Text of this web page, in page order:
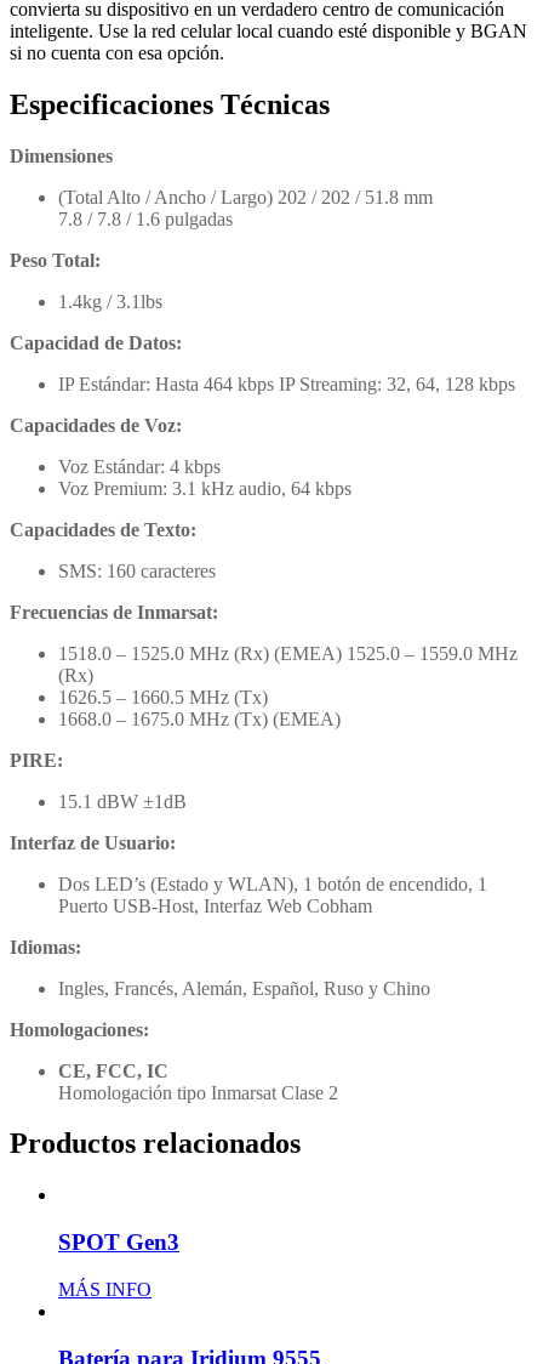
convierta su dispositivo en un verdadero centro de comunicación
inteligente. Use la red celular local cuando esté disponible y BGAN
si no cuenta con esa opción.
Especificaciones Técnicas
Dimensiones
(Total Alto / Ancho / Largo) 202 / 202 / 51.8 mm
7.8 / 7.8 / 1.6 pulgadas
Peso Total:
1.4kg / 3.1lbs
Capacidad de Datos:
IP Estándar: Hasta 464 kbps IP Streaming: 32, 64, 128 kbps
Capacidades de Voz:
Voz Estándar: 4 kbps
Voz Premium: 3.1 kHz audio, 64 kbps
Capacidades de Texto:
SMS: 160 caracteres
Frecuencias de Inmarsat:
1518.0 – 1525.0 MHz (Rx) (EMEA) 1525.0 – 1559.0 MHz
(Rx)
1626.5 – 1660.5 MHz (Tx)
1668.0 – 1675.0 MHz (Tx) (EMEA)
PIRE:
15.1 dBW ±1dB
Interfaz de Usuario:
Dos LED’s (Estado y WLAN), 1 botón de encendido, 1
Puerto USB-Host, Interfaz Web Cobham
Idiomas:
Ingles, Francés, Alemán, Español, Ruso y Chino
Homologaciones:
CE, FCC, IC
Homologación tipo Inmarsat Clase 2
Productos relacionados
SPOT Gen3
MÁS INFO
Batería para Iridium 9555